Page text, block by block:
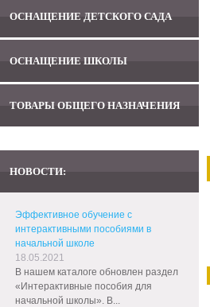
ОСНАЩЕНИЕ ДЕТСКОГО САДА
ОСНАЩЕНИЕ ШКОЛЫ
ТОВАРЫ ОБЩЕГО НАЗНАЧЕНИЯ
НОВОСТИ:
Эффективное обучение с
интерактивными пособиями в
начальной школе
18.05.2021
В нашем каталоге обновлен раздел
«Интерактивные пособия для
начальной школы». В...